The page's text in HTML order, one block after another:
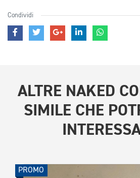
Condividi
ALTRE NAKED
SIMILE CHE
PROMO